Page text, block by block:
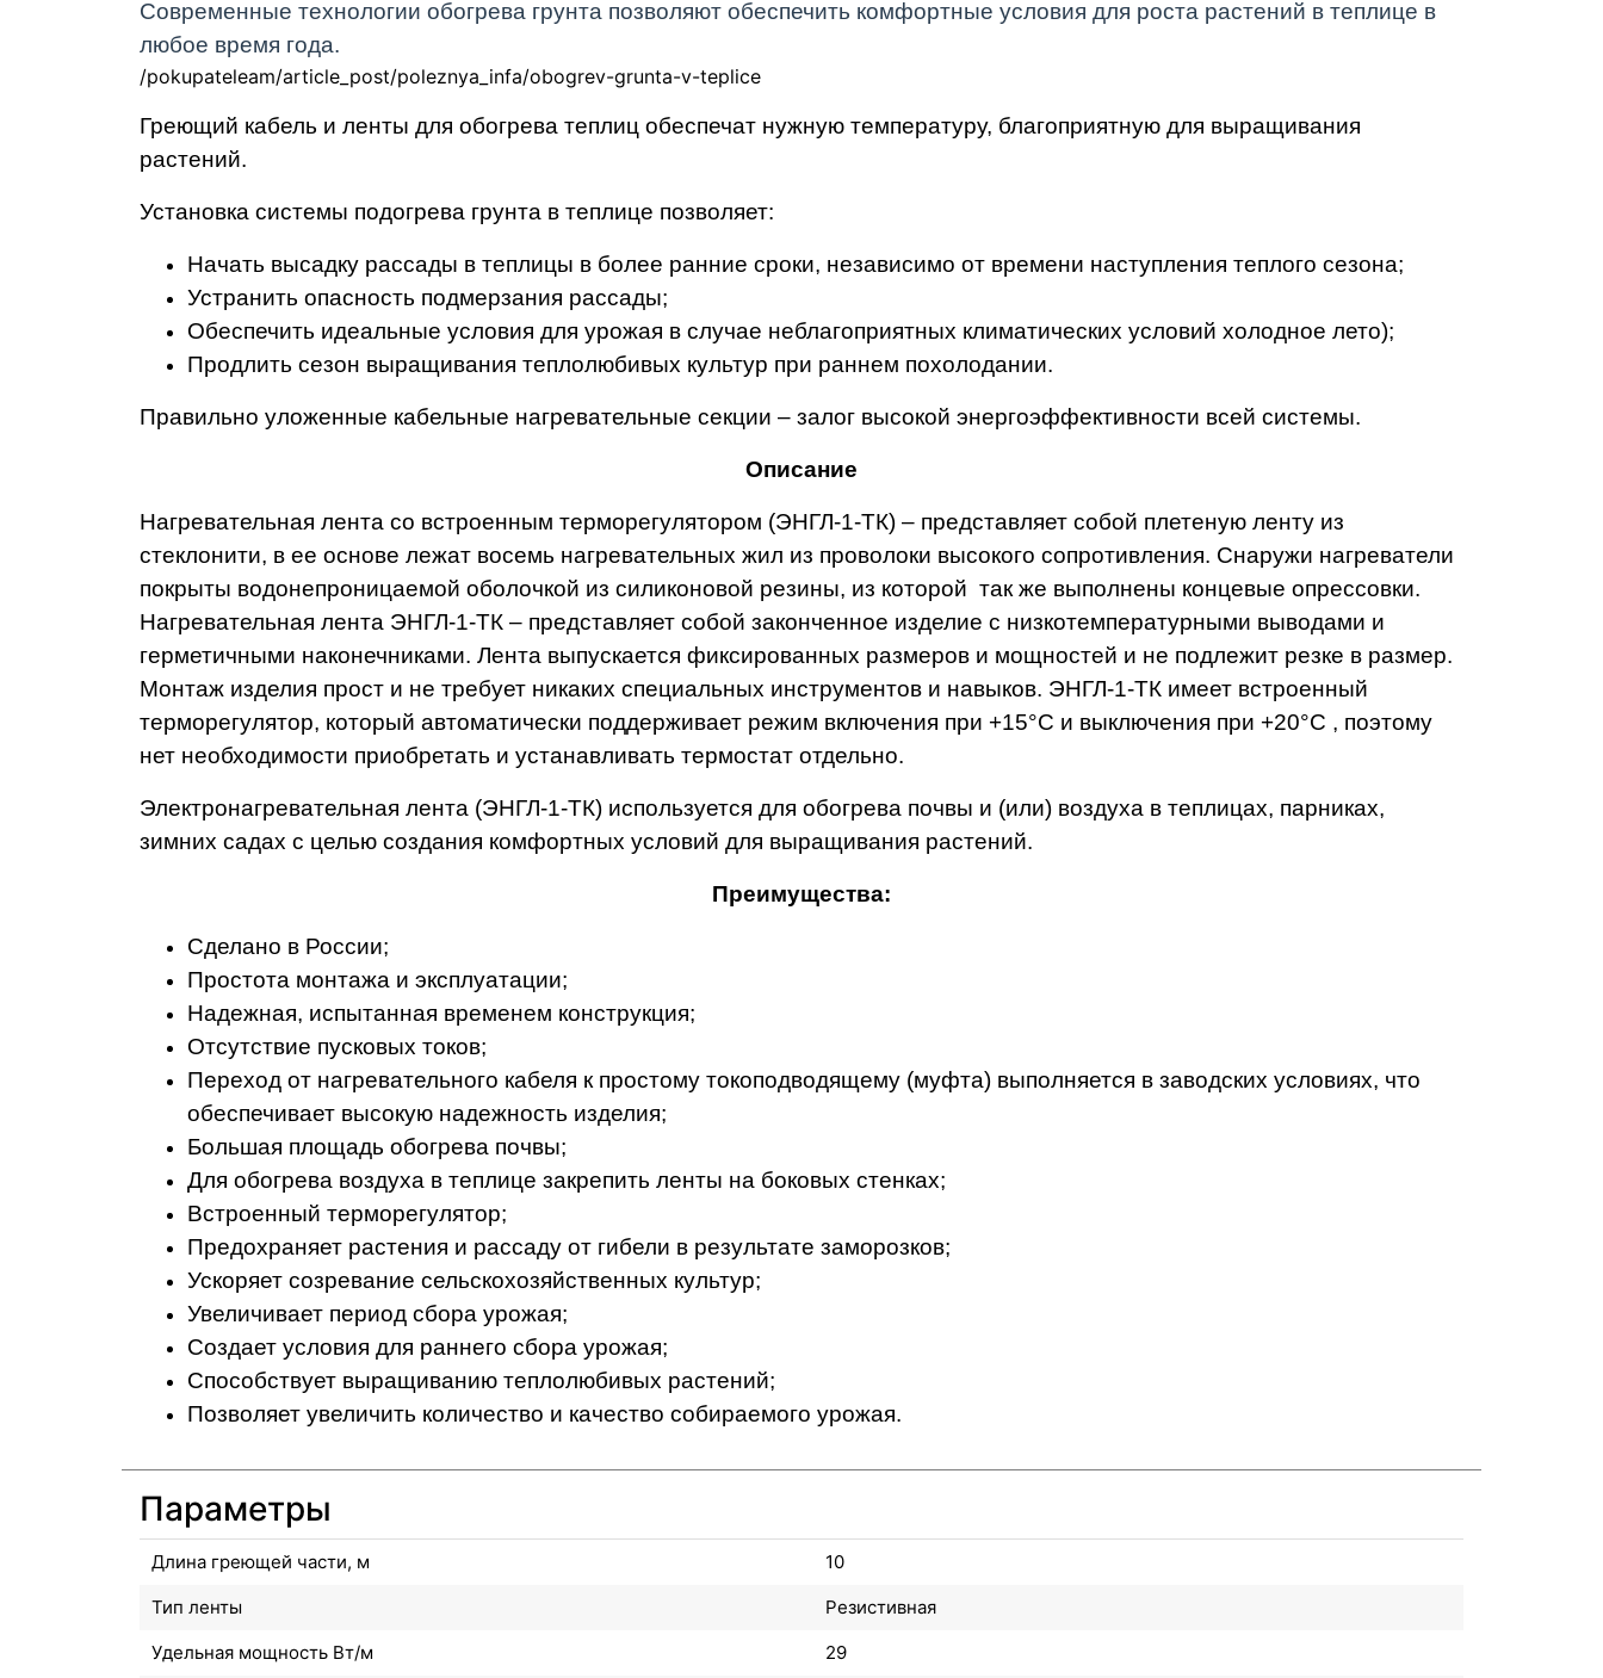
Современные технологии обогрева грунта позволяют обеспечить комфортные условия для роста растений в теплице в
любое время года.
Греющий кабель и ленты для обогрева теплиц обеспечат нужную температуру, благоприятную для выращивания
растений.
Установка системы подогрева грунта в теплице позволяет:
Начать высадку рассады в теплицы в более ранние сроки, независимо от времени наступления теплого сезона;
Устранить опасность подмерзания рассады;
Обеспечить идеальные условия для урожая в случае неблагоприятных климатических условий холодное лето);
Продлить сезон выращивания теплолюбивых культур при раннем похолодании.
Правильно уложенные кабельные нагревательные секции – залог высокой энергоэффективности всей системы.
Описание
Нагревательная лента со встроенным терморегулятором (ЭНГЛ-1-ТК) – представляет собой плетеную ленту из
стеклонити, в ее основе лежат восемь нагревательных жил из проволоки высокого сопротивления. Снаружи нагреватели
покрыты водонепроницаемой оболочкой из силиконовой резины, из которой так же выполнены концевые опрессовки.
Нагревательная лента ЭНГЛ-1-ТК – представляет собой законченное изделие с низкотемпературными выводами и
герметичными наконечниками. Лента выпускается фиксированных размеров и мощностей и не подлежит резке в размер.
Монтаж изделия прост и не требует никаких специальных инструментов и навыков. ЭНГЛ-1-ТК имеет встроенный
терморегулятор, который автоматически поддерживает режим включения при +15°С и выключения при +20°С , поэтому
нет необходимости приобретать и устанавливать термостат отдельно.
Электронагревательная лента (ЭНГЛ-1-ТК) используется для обогрева почвы и (или) воздуха в теплицах, парниках,
зимних садах с целью создания комфортных условий для выращивания растений.
Преимущества:
Сделано в России;
Простота монтажа и эксплуатации;
Надежная, испытанная временем конструкция;
Отсутствие пусковых токов;
Переход от нагревательного кабеля к простому токоподводящему (муфта) выполняется в заводских условиях, что
обеспечивает высокую надежность изделия;
Большая площадь обогрева почвы;
Для обогрева воздуха в теплице закрепить ленты на боковых стенках;
Встроенный терморегулятор;
Предохраняет растения и рассаду от гибели в результате заморозков;
Ускоряет созревание сельскохозяйственных культур;
Увеличивает период сбора урожая;
Создает условия для раннего сбора урожая;
Способствует выращиванию теплолюбивых растений;
Позволяет увеличить количество и качество собираемого урожая.
Параметры
Длина греющей части, м
10
Тип ленты
Резистивная
Удельная мощность Вт/м
29